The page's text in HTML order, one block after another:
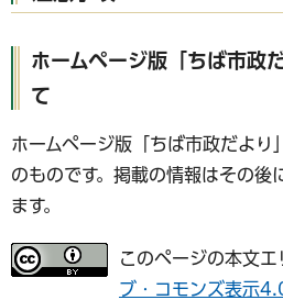
ホームページ版「ちば市政
て
ホームページ版「ちば市政だより
のものです。掲載の情報はその後
ます。
このページの本文エ
ブ・コモンズ表示